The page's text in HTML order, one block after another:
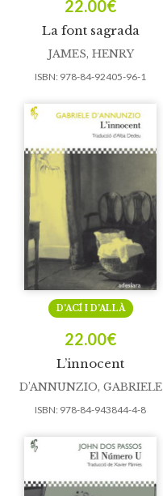
La font sagrada
22.00€
JAMES, HENRY
ISBN: 978-84-92405-96-1
L’innocent
D’ACÍ I D’ALLÀ
22.00€
D’ANNUNZIO, GABRIELE
ISBN: 978-84-943844-4-8